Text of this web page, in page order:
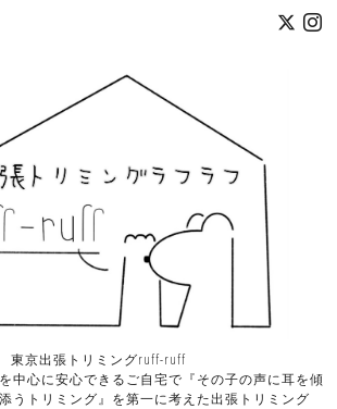
東京出張トリミングruff-ruff
中心に安心できるご自宅で『その子の声に耳を傾
うトリミング』を第一に考えた出張トリミング